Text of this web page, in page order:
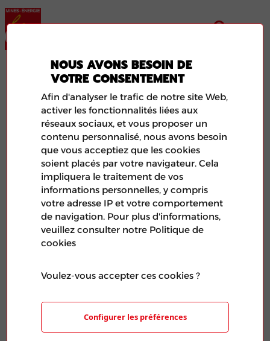
SNGG
Illustration de l'article aléatoire représentant le logo de
Publié le 20 Mar 2024
PARTAGER L'ARTICLE
NOUS AVONS BESOIN DE
VOTRE CONSENTEMENT
Afin d'analyser le trafic de notre site Web,
activer les fonctionnalités liées aux
réseaux sociaux, et vous proposer un
contenu personnalisé, nous avons besoin
que vous acceptiez que les cookies
soient placés par votre navigateur. Cela
impliquera le traitement de vos
informations personnelles, y compris
votre adresse IP et votre comportement
de navigation. Pour plus d'informations,
veuillez consulter notre Politique de
cookies
Voulez-vous accepter ces cookies ?
Configurer les préférences